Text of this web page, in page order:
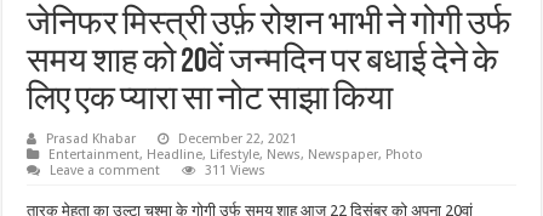
जेनिफर मिस्त्री उर्फ़ रोशन भाभी ने गोगी उर्फ
समय शाह को 20वें जन्मदिन पर बधाई देने के
लिए एक प्यारा सा नोट साझा किया
Prasad Khabar
December 22, 2021
Entertainment, Headline, Lifestyle, News, Newspaper, Photo
Leave a comment
311 Views
तारक मेहता का उल्टा चश्मा के गोगी उर्फ समय शाह आज 22 दिसंबर को अपना 20वां